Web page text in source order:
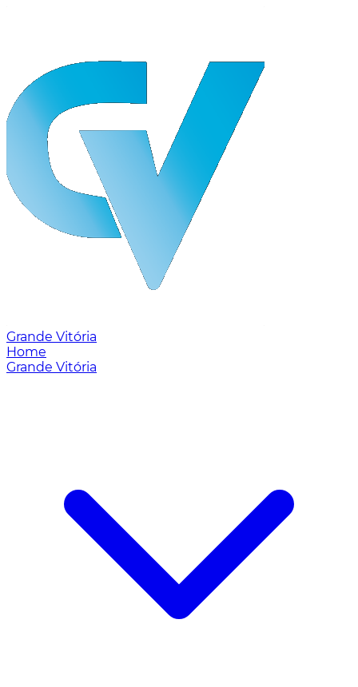
Grande Vitória
Home
Grande Vitória